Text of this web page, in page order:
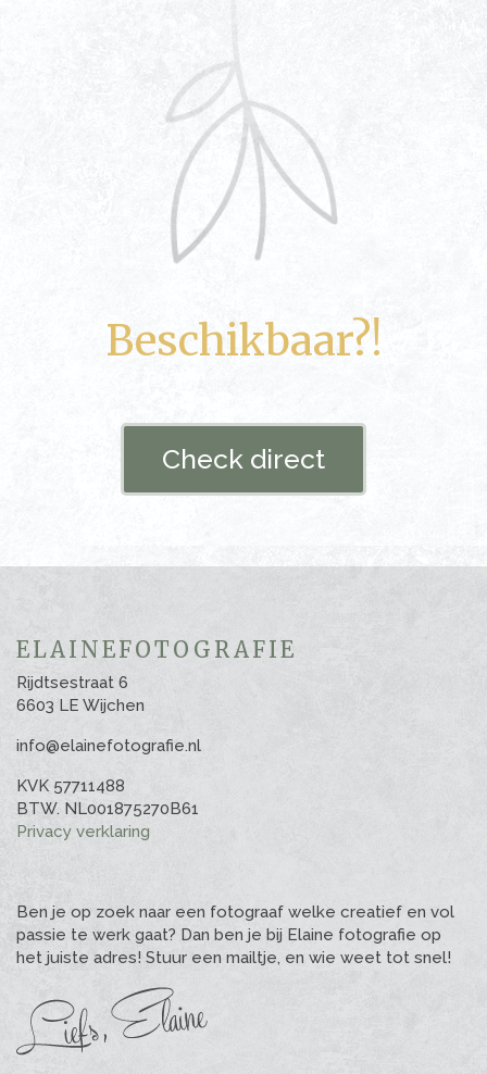
Beschikbaar?!
Check direct
ELAINEFOTOGRAFIE
Rijdtsestraat 6
6603 LE Wijchen
info@elainefotografie.nl
KVK 57711488
BTW. NL001875270B61
Privacy verklaring
Ben je op zoek naar een fotograaf welke creatief en vol
passie te werk gaat? Dan ben je bij Elaine fotografie op
het juiste adres! Stuur een mailtje, en wie weet tot snel!